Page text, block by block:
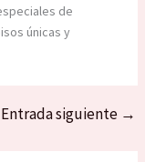
de
únicas y
Entrada siguiente →